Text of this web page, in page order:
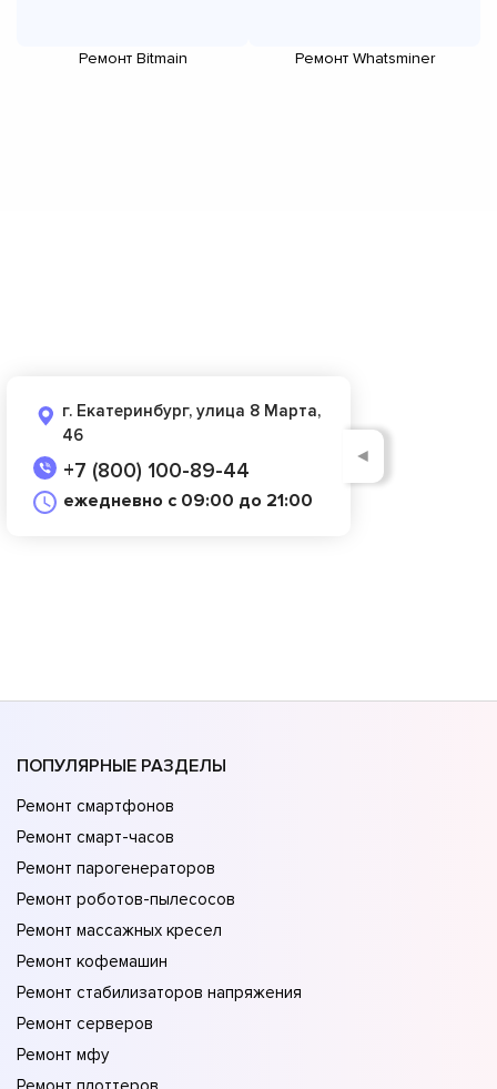
Ремонт Bitmain Ремонт Whatsminer
г. Екатеринбург, улица 8 Марта,
46
+7 (800) 100-89-44
ежедневно с 09:00 до 21:00
◄
ПОПУЛЯРНЫЕ РАЗДЕЛЫ
Ремонт смартфонов
Ремонт смарт-часов
Ремонт парогенераторов
Ремонт роботов-пылесосов
Ремонт массажных кресел
Ремонт кофемашин
Ремонт стабилизаторов напряжения
Ремонт серверов
Ремонт мфу